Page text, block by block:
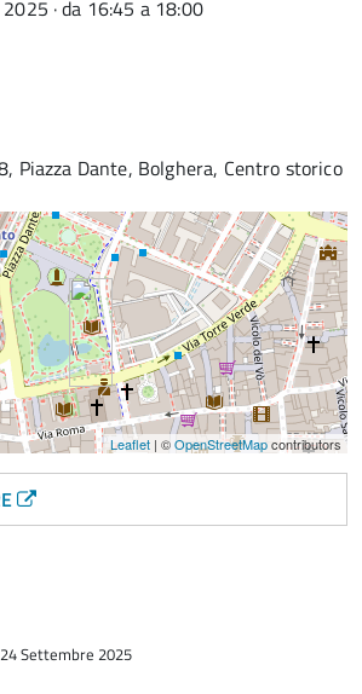
· da 16:45 a 18:00
Piazza Dante, Bolghera, Centro storico
Leaflet | ©OpenStreetMapcontributors
Settembre 2025